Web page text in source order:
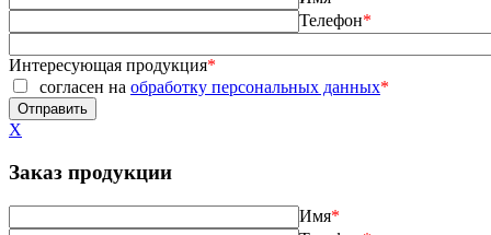
Телефон*
Интересующая продукция*
согласен на обработку персональных данных*
X
Заказ продукции
Имя*